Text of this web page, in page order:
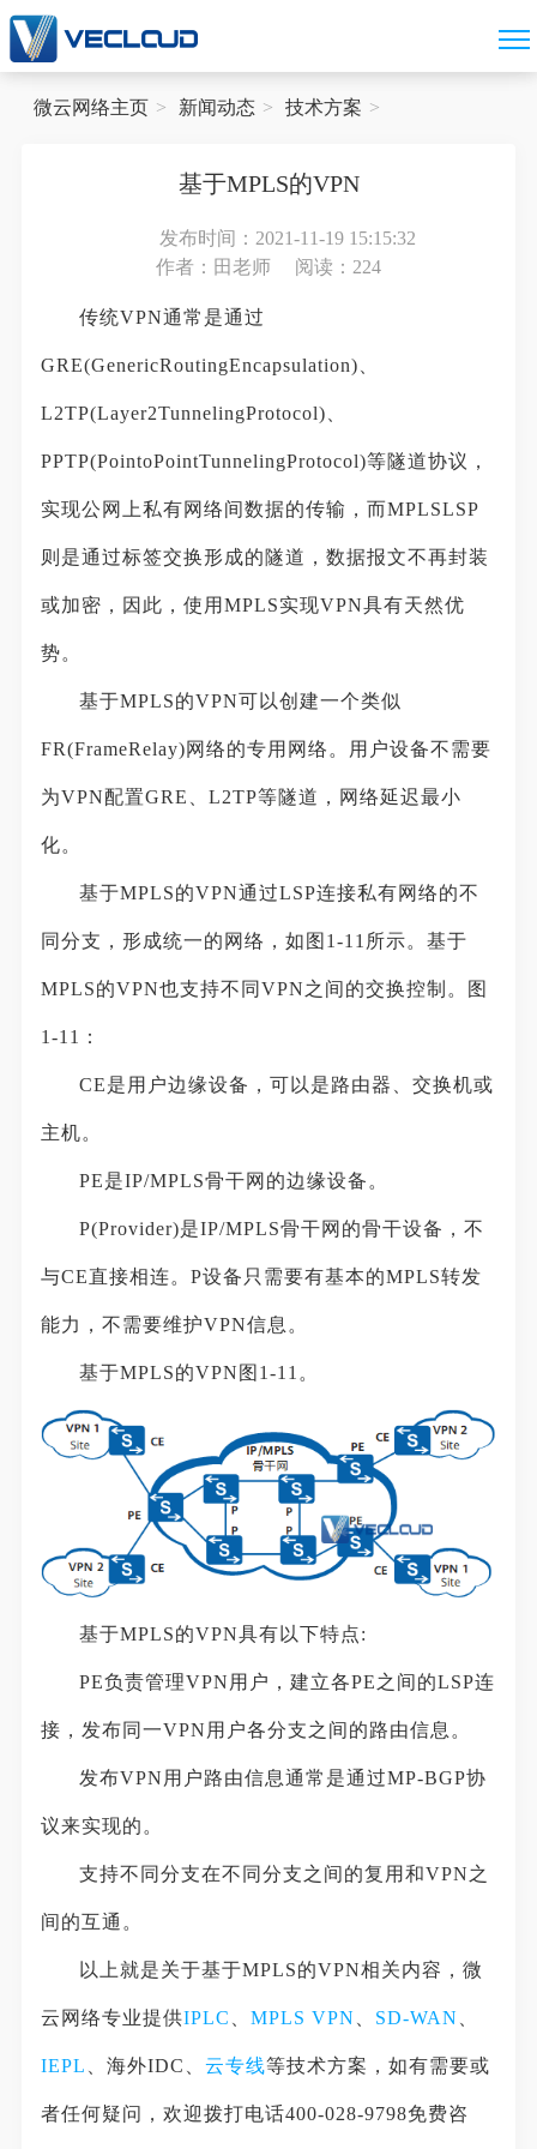
微云网络主页 新闻动态 技术方案
基于MPLS的VPN
发布时间：2021-11-19 15:15:32
作者：田老师
阅读：224
传统VPN通常是通过
GRE(GenericRoutingEncapsulation)、
L2TP(Layer2TunnelingProtocol)、
PPTP(PointoPointTunnelingProtocol)等隧道协议，
实现公网上私有网络间数据的传输，而MPLSLSP
则是通过标签交换形成的隧道，数据报文不再封装
或加密，因此，使用MPLS实现VPN具有天然优
势。
基于MPLS的VPN可以创建一个类似
FR(FrameRelay)网络的专用网络。用户设备不需要
为VPN配置GRE、L2TP等隧道，网络延迟最小
化。
基于MPLS的VPN通过LSP连接私有网络的不
同分支，形成统一的网络，如图1-11所示。基于
MPLS的VPN也支持不同VPN之间的交换控制。图
1-11：
CE是用户边缘设备，可以是路由器、交换机或
主机。
PE是IP/MPLS骨干网的边缘设备。
P(Provider)是IP/MPLS骨干网的骨干设备，不
与CE直接相连。P设备只需要有基本的MPLS转发
能力，不需要维护VPN信息。
基于MPLS的VPN图1-11。
基于MPLS的VPN具有以下特点:
PE负责管理VPN用户，建立各PE之间的LSP连
接，发布同一VPN用户各分支之间的路由信息。
发布VPN用户路由信息通常是通过MP-BGP协
议来实现的。
支持不同分支在不同分支之间的复用和VPN之
间的互通。
以上就是关于基于MPLS的VPN相关内容，微
云网络专业提供IPLC 、MPLS VPN SD-WAN
IEPL 、海外IDC、云专线等技术方案，如有需要或
者任何疑问，欢迎拨打电话400-028-9798免费咨